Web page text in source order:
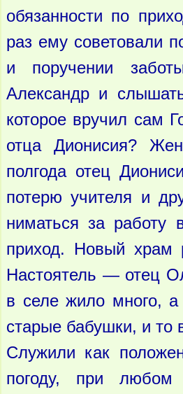
обязанности по
раз ему советовали
и поручении
Александр и
которое вручил сам
отца Дио­нисия?
полгода отец
потерю учителя и
ниматься за
приход. Но­вый храм
Настоятель — отец
в селе жило много,
старые бабушки, и то
Служили как
погоду, при любом